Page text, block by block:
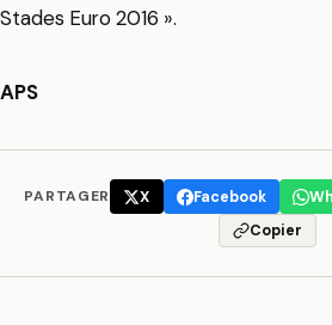
Stades Euro 2016 ».
APS
PARTAGER X Facebook
Copier